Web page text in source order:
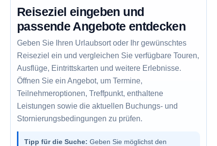
Reiseziel eingeben und
passende Angebote entdecken
Geben Sie Ihren Urlaubsort oder Ihr gewünschtes
Reiseziel ein und vergleichen Sie verfügbare Touren,
Ausflüge, Eintrittskarten und weitere Erlebnisse.
Öffnen Sie ein Angebot, um Termine,
Teilnehmeroptionen, Treffpunkt, enthaltene
Leistungen sowie die aktuellen Buchungs- und
Stornierungsbedingungen zu prüfen.
Tipp für die Suche: Geben Sie möglichst den